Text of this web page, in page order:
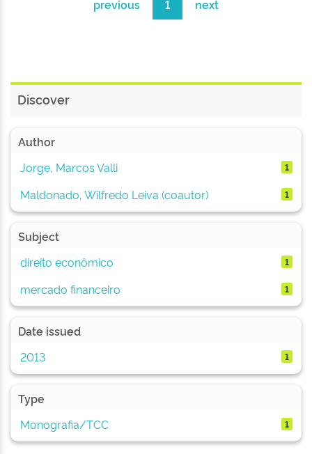
previous 1 next
Discover
Author
Jorge, Marcos Valli
1
Maldonado, Wilfredo Leiva (coautor) 1
Subject
direito econômico
1
mercado financeiro 1
Date issued
2013
1
Type
Monografia/TCC
1